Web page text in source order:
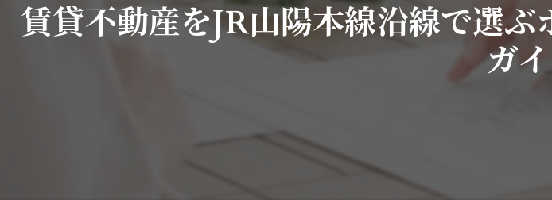
賃貸不動産をJR山陽本線沿線で選
ガ